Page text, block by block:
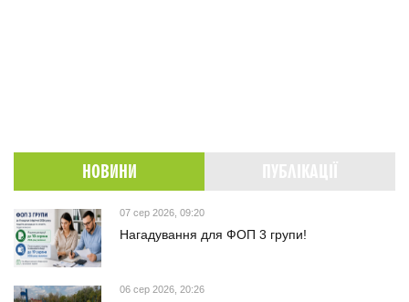
НОВИНИ
07 сер 2026, 09:20
Нагадування для ФОП 3 групи!
06 сер 2026, 20:26